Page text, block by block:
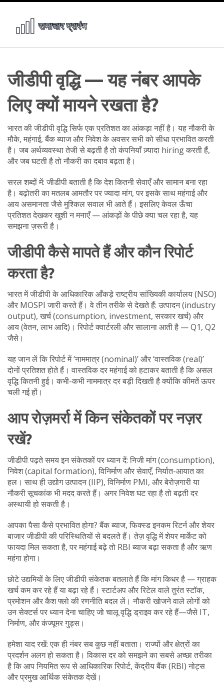
जीडीपी वृद्धि — यह नंबर आपके
लिए क्यों मायने रखता है?
भारत की जीडीपी वृद्धि सिर्फ एक प्रतिशत का आंकड़ा नहीं है। यह नौकरी के
मौके, महंगाई, बैंक ब्याज और निवेश के अवसर सभी को सीधा प्रभावित करती
है। जब अर्थव्यवस्था तेजी से बढ़ती है तो कंपनियाँ ज़्यादा hiring करती हैं,
और जब घटती है तो नौकरी का दबाव बढ़ता है।
सरल शब्दों में: जीडीपी बताती है कि देश कितनी सेवाएँ और सामान बना रहा
है। बढ़ोतरी का मतलब आमतौर पर ज्यादा मांग, पर इसके साथ महंगाई और
आय असमानता जैसे मुश्किल सवाल भी आते हैं। इसलिए केवल ऊँचा
प्रतिशत देखकर खुशी न मनाएँ — आंकड़ों के पीछे क्या चल रहा है, यह
समझना ज़रूरी है।
जीडीपी कैसे मापते हैं और कौन रिपोर्ट
करता है?
भारत में जीडीपी के आधिकारिक आँकड़े राष्ट्रीय सांख्यिकी कार्यालय (NSO)
और MOSPI जारी करते हैं। वे तीन तरीके से देखते हैं: उत्पादन (industry
output), खर्च (consumption, investment, सरकार खर्च) और
आय (वेतन, लाभ आदि)। रिपोर्ट क्वार्टरली और सालाना आती है — Q1, Q2
जैसे।
यह जान लें कि रिपोर्ट में ‘नाममात्र (nominal)’ और ‘वास्तविक (real)’
दोनों प्रतिशत होते हैं। वास्तविक दर महंगाई को हटाकर बताती है कि असल
वृद्धि कितनी हुई। कभी-कभी नाममात्र दर बड़ी दिखती है क्योंकि कीमतें ऊपर
चली गई हों।
आप रोज़मर्रा में किन संकेतकों पर नज़र
रखें?
जीडीपी पढ़ते समय इन संकेतकों पर ध्यान दें: निजी मांग (consumption),
निवेश (capital formation), विनिर्माण और सेवाएँ, निर्यात-आयात का
हल। साथ ही उद्योग उत्पादन (IIP), विनिर्माण PMI, और बेरोज़गारी या
नौकरी सूचकांक भी मदद करते हैं। अगर निवेश घट रहा है तो बढ़ती दर
अस्थायी हो सकती है।
आपका पैसा कैसे प्रभावित होगा? बैंक ब्याज, फिक्स्ड इनकम रिटर्न और शेयर
बाजार जीडीपी की परिस्थितियों से बदलते हैं। तेज़ वृद्धि में शेयर मार्केट को
फायदा मिल सकता है, पर महंगाई बढ़े तो RBI ब्याज बढ़ा सकता है और ऋण
महंगा होगा।
छोटे उद्यमियों के लिए जीडीपी संकेतक बतलाते हैं कि मांग किधर है — ग्राहक
खर्च कम कर रहे हैं या बढ़ा रहे हैं। स्टार्टअप और रिटेल वाले तुरंत स्टॉक,
प्रमोशन और कैश फ्लो की रणनीति बदल लें। नौकरी खोजने वाले लोगों को
उन सेक्टर्स पर ध्यान देना चाहिए जो चालू वृद्धि ड्राइव कर रहे हैं—जैसे IT,
निर्माण, और कंज्यूमर गुड्स।
हमेशा याद रखें: एक ही नंबर सब कुछ नहीं बताता। राज्यों और क्षेत्रों का
प्रदर्शन अलग हो सकता है। विकास दर को समझने का सबसे अच्छा तरीका
है कि आप नियमित रूप से आधिकारिक रिपोर्ट, केंद्रीय बैंक (RBI) नोट्स
और प्रमुख आर्थिक संकेतक देखें।